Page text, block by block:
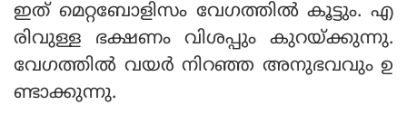
ഇത് മെറ്റബോളിസം വേഗത്തില്‍ കൂട്ടും. എ
രിവുള്ള ഭക്ഷണം വിശപ്പും കുറയ്ക്കുന്നു.
വേഗത്തില്‍ വയര്‍ നിറഞ്ഞ അനുഭവവും ഉ
ണ്ടാക്കുന്നു.